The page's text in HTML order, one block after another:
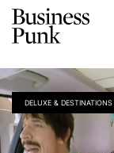
DELUXE & DESTINATIONS